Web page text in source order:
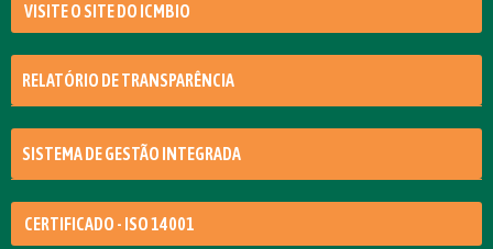
VISITE O SITE DO ICMBIO
RELATÓRIO DE TRANSPARÊNCIA
SISTEMA DE GESTÃO INTEGRADA
CERTIFICADO - ISO 14001